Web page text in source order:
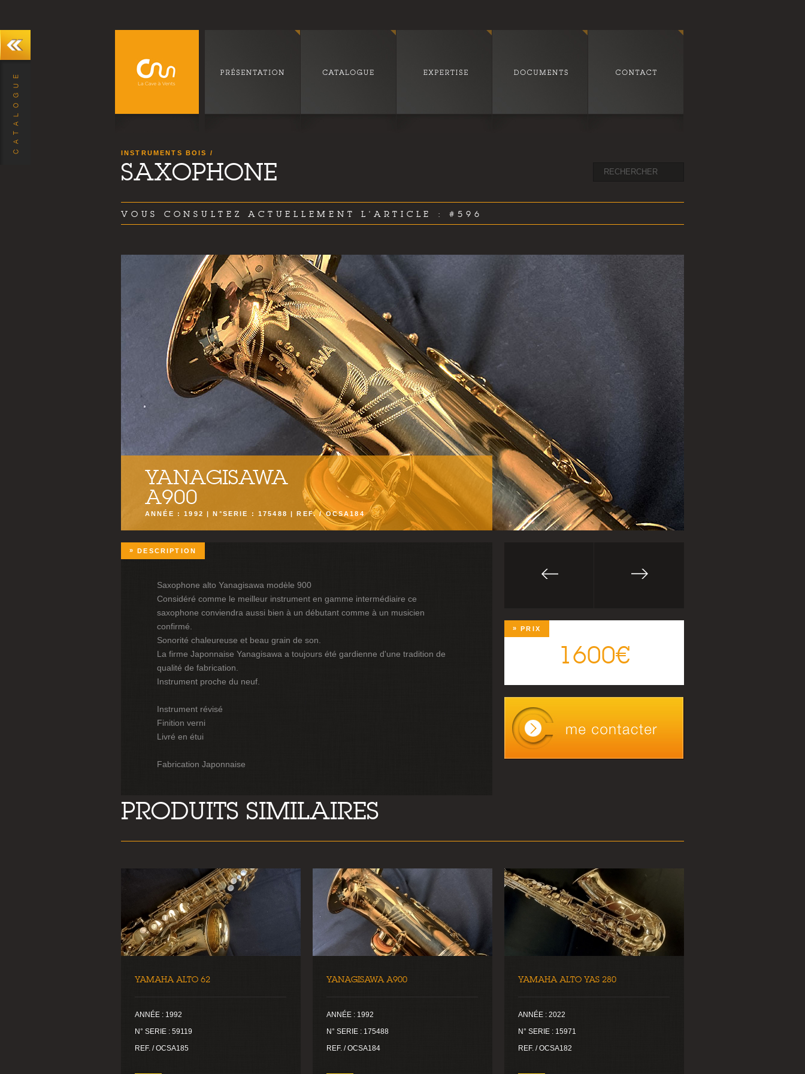
INSTRUMENTS BOIS
SAXOPHONE
VOUS CONSULTEZ ACTUELLEMENT L'ARTICLE : #596
YANAGISAWA
A900
ANNÉE : 1992 | N°SERIE : 175488 | REF. / OCSA184
DESCRIPTION
Saxophone alto Yanagisawa modèle 900
Considéré comme le meilleur instrument en gamme intermédiaire ce
saxophone conviendra aussi bien à un débutant comme à un musicien
confirmé.
Sonorité chaleureuse et beau grain de son.
La firme Japonnaise Yanagisawa a toujours été gardienne d'une tradition de
qualité de fabrication.
Instrument proche du neuf.
Instrument révisé
Finition verni
Livré en étui
Fabrication Japonnaise
PRIX
1600€
PRODUITS SIMILAIRES
YAMAHA ALTO 62
ANNÉE : 1992
N° SERIE : 59119
REF. / OCSA185
YANAGISAWA A900
ANNÉE : 1992
N° SERIE : 175488
REF. / OCSA184
YAMAHA ALTO YAS 280
ANNÉE : 2022
N° SERIE : 15971
REF. / OCSA182